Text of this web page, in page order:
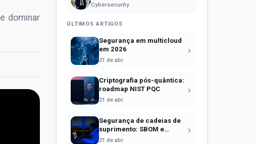
dominar
Cybersecurity
ÚLTIMOS ARTIGOS
Segurança em multicloud
em 2026
21 de abr.
Criptografia pós-quântica:
roadmap NIST PQC
21 de abr.
Segurança de cadeias de
suprimento: SBOM e
Sigstore
21 de abr.